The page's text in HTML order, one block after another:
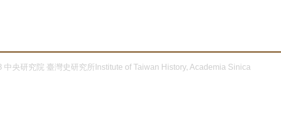
中央研究院 臺灣史研究所Institute of Taiwan History, Academia Sinica